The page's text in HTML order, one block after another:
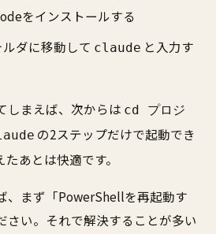
をインストールする
ダに移動して claude と入力す
しまえば、次からは cd プロジ
の2ステップだけで起動でき
あとは快適です。
、まず「PowerShellを再起動す
さい。それで解決することが多い